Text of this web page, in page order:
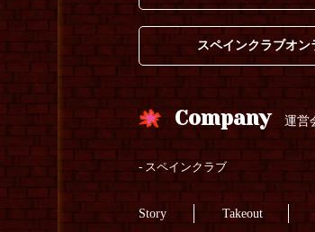
スペインクラブオ
Company 運営
スペインクラブ
Story Takeout